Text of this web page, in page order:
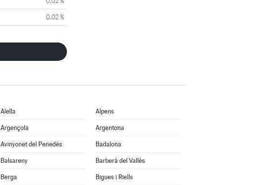
0,02 %
Alella Alpens
Argençola Argentona
Avinyonet del Penedès Badalona
Balsareny Barberà del Vallès
Berga Bigues i Riells